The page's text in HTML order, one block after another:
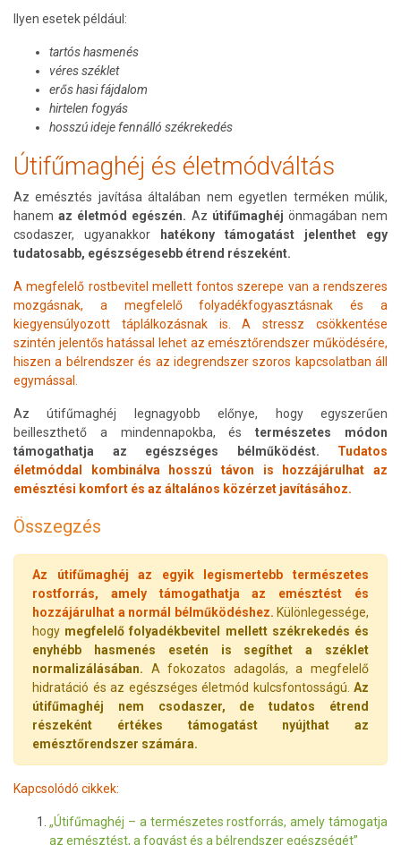
Ilyen esetek például:
tartós hasmenés
véres széklet
erős hasi fájdalom
hirtelen fogyás
hosszú ideje fennálló székrekedés
Útifűmaghéj és életmódváltás
Az emésztés javítása általában nem egyetlen terméken múlik,
hanemaz életmód egészén. Az útifűmaghéj önmagában nem
csodaszer, ugyanakkor
hatékony támogatást jelenthet egy
tudatosabb, egészségesebb étrend részeként.
A megfelelő rostbevitel mellett fontos szerepe van a rendszeres
mozgásnak, a megfelelő folyadékfogyasztásnak és a
kiegyensúlyozott táplálkozásnak is. A stressz csökkentése
szintén jelentős hatással lehet az emésztőrendszer működésére,
hiszen a bélrendszer és az idegrendszer szoros kapcsolatban áll
egymással.
Az útifűmaghéj legnagyobb előnye, hogy egyszerűen
beilleszthető a mindennapokba, éstermészetes módon
támogathatja az egészséges bélműködést.
Tudatos
életmóddal kombinálva hosszú távon is hozzájárulhat az
emésztési komfort és az általános közérzet javításához.
Összegzés
Az útifűmaghéj az egyik legismertebb természetes
rostforrás, amely támogathatja az emésztést és
hozzájárulhat a normál bélműködéshez. Különlegessége,
hogy megfelelő folyadékbevitel mellett székrekedés és
enyhébb hasmenés esetén is segíthet a széklet
normalizálásában. A fokozatos adagolás, a megfelelő
hidratáció és az egészséges életmód kulcsfontosságú. Az
útifűmaghéj nem csodaszer, de tudatos étrend
részeként értékes támogatást nyújthat az
emésztőrendszer számára.
Kapcsolódó cikkek:
„Útifűmaghéj – a természetes rostforrás, amely támogatja
az emésztést, a fogyást és a bélrendszer egészségét”